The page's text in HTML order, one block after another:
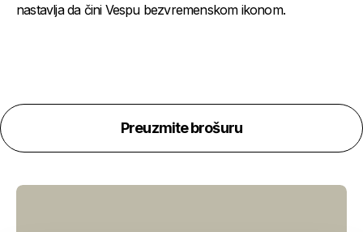
nastavlja da čini Vespu bezvremenskom ikonom.
Preuzmite brošuru